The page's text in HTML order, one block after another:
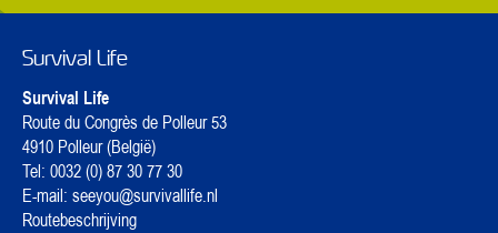
Survival Life
Survival Life
Route du Congrès de Polleur 53
4910 Polleur (België)
Tel: 0032 (0) 87 30 77 30
E-mail: seeyou@survivallife.nl
Routebeschrijving